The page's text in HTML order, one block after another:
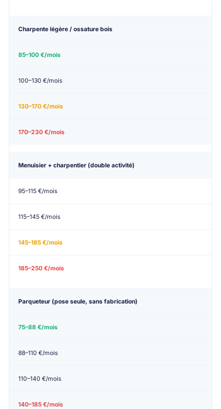
Charpente légère / ossature bois
85–100 €/mois
100–130 €/mois
130–170 €/mois
170–230 €/mois
Menuisier + charpentier (double activité)
95–115 €/mois
115–145 €/mois
145–185 €/mois
185–250 €/mois
Parqueteur (pose seule, sans fabrication)
75–88 €/mois
88–110 €/mois
110–140 €/mois
140–185 €/mois